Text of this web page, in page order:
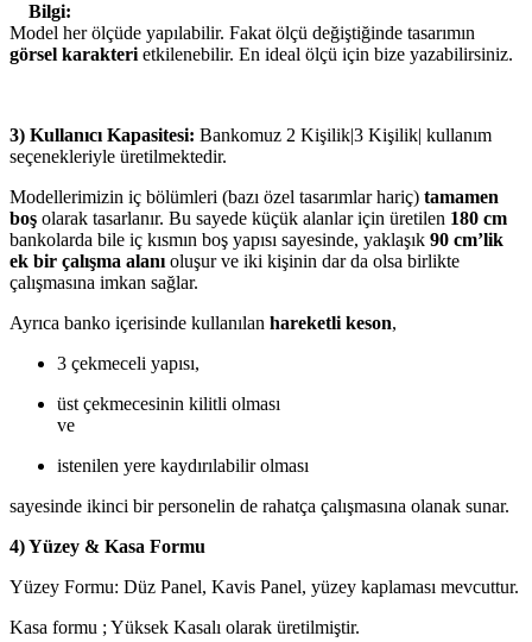
Bilgi:
Model her ölçüde yapılabilir. Fakat ölçü değiştiğinde tasarımın
görsel karakteri etkilenebilir. En ideal ölçü için bize yazabilirsiniz.
3) Kullanıcı Kapasitesi: Bankomuz 2 Kişilik|3 Kişilik| kullanım
seçenekleriyle üretilmektedir.
Modellerimizin iç bölümleri (bazı özel tasarımlar hariç) tamamen
boş olarak tasarlanır. Bu sayede küçük alanlar için üretilen 180 cm
bankolarda bile iç kısmın boş yapısı sayesinde, yaklaşık 90 cm’lik
ek bir çalışma alanı oluşur ve iki kişinin dar da olsa birlikte
çalışmasına imkan sağlar.
Ayrıca banko içerisinde kullanılan hareketli keson,
3 çekmeceli yapısı,
üst çekmecesinin kilitli olması
ve
istenilen yere kaydırılabilir olması
sayesinde ikinci bir personelin de rahatça çalışmasına olanak sunar.
4) Yüzey & Kasa Formu
Yüzey Formu: Düz Panel, Kavis Panel, yüzey kaplaması mevcuttur.
Kasa formu ; Yüksek Kasalı olarak üretilmiştir.